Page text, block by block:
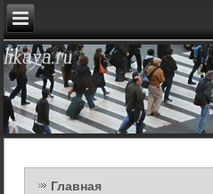
Главная